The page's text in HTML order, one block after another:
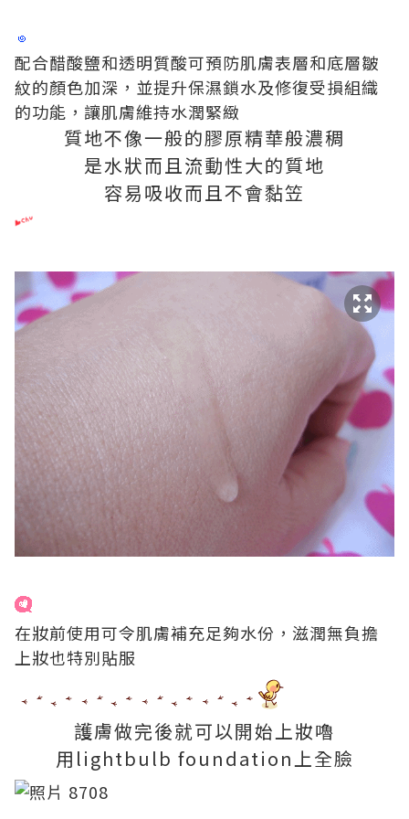
配合醋酸鹽和透明質酸可預防肌膚表層和底層皺
紋的顏色加深，並提升保濕鎖水及修復受損組織
的功能，讓肌膚維持水潤緊緻
質地不像一般的膠原精華般濃稠
是水狀而且流動性大的質地
容易吸收而且不會黏笠
在妝前使用可令肌膚補充足夠水份，滋潤無負擔
上妝也特別貼服
護膚做完後就可以開始上妝嚕
用lightbulb foundation上全臉